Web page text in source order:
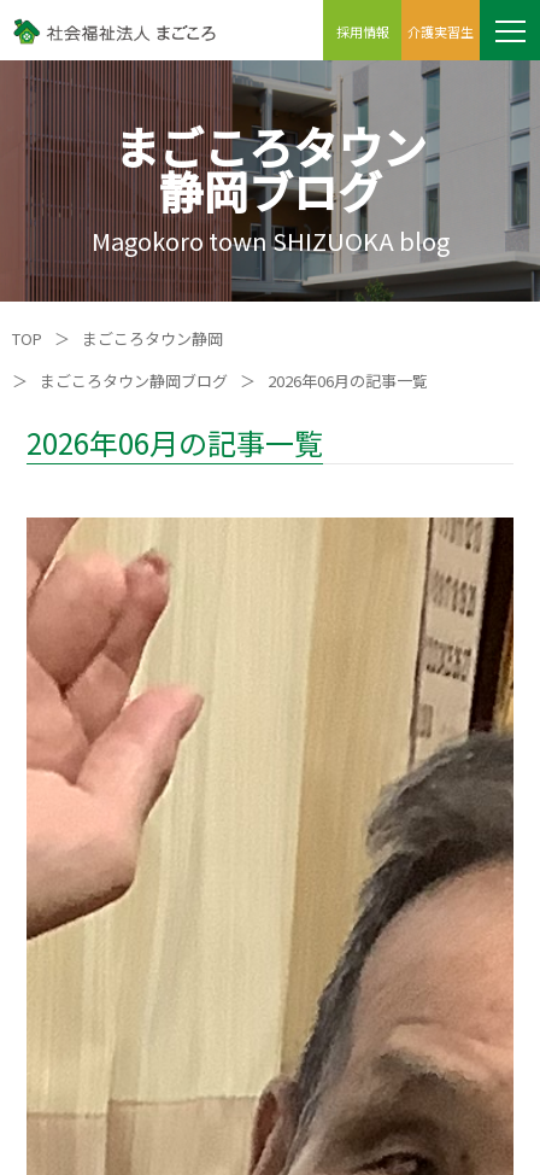
採用情報 介護実習生
まごころタウン
静岡ブログ
Magokoro town SHIZUOKA blog
TOP ＞
まごころタウン静岡
＞
まごころタウン静岡ブログ ＞ 2026年06月の記事一覧
2026年06月の記事一覧